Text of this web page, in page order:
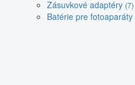
Zásuvkové adaptéry (7)
Batérie pre fotoaparáty